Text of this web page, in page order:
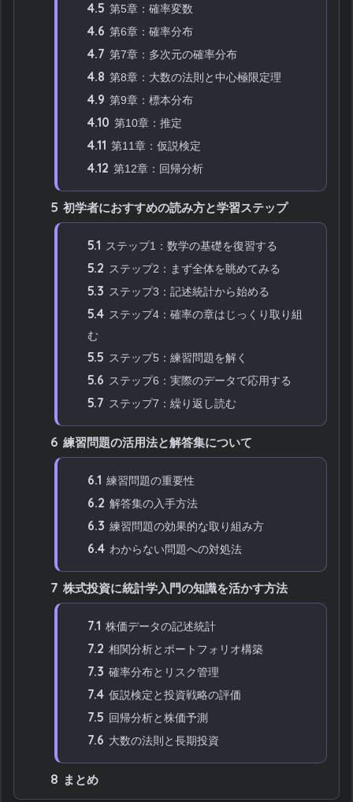
4.5 第5章：確率変数
4.6 第6章：確率分布
4.7 第7章：多次元の確率分布
4.8 第8章：大数の法則と中心極限定理
4.9 第9章：標本分布
4.10 第10章：推定
4.11 第11章：仮説検定
4.12 第12章：回帰分析
5 初学者におすすめの読み方と学習ステップ
5.1 ステップ1：数学の基礎を復習する
5.2 ステップ2：まず全体を眺めてみる
5.3 ステップ3：記述統計から始める
5.4 ステップ4：確率の章はじっくり取り組
む
5.5 ステップ5：練習問題を解く
5.6 ステップ6：実際のデータで応用する
5.7 ステップ7：繰り返し読む
6 練習問題の活用法と解答集について
6.1 練習問題の重要性
6.2 解答集の入手方法
6.3 練習問題の効果的な取り組み方
6.4 わからない問題への対処法
7 株式投資に統計学入門の知識を活かす方法
7.1 株価データの記述統計
7.2 相関分析とポートフォリオ構築
7.3 確率分布とリスク管理
7.4 仮説検定と投資戦略の評価
7.5 回帰分析と株価予測
7.6 大数の法則と長期投資
8 まとめ